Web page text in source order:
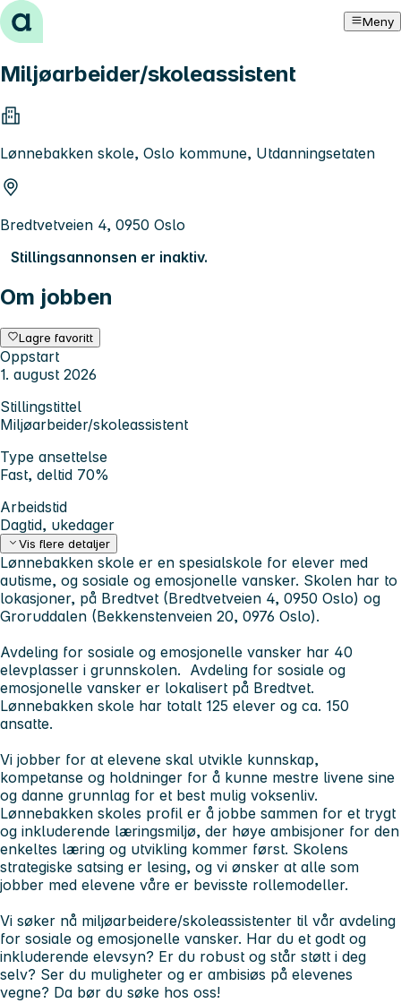
Hopp til innhold Meny
Miljøarbeider/skoleassistent
Lønnebakken skole, Oslo kommune, Utdanningsetaten
Bredtvetveien 4, 0950 Oslo
Stillingsannonsen er inaktiv.
Om jobben
Lagre favoritt
Oppstart
1. august 2026
Stillingstittel
Miljøarbeider/skoleassistent
Type ansettelse
Fast, deltid 70%
Arbeidstid
Dagtid, ukedager
Vis flere detaljer
Lønnebakken skole er en spesialskole for elever med
autisme, og sosiale og emosjonelle vansker. Skolen har to
lokasjoner, på Bredtvet (Bredtvetveien 4, 0950 Oslo) og
Groruddalen (Bekkenstenveien 20, 0976 Oslo).
Avdeling for sosiale og emosjonelle vansker har 40
elevplasser i grunnskolen. Avdeling for sosiale og
emosjonelle vansker er lokalisert på Bredtvet.
Lønnebakken skole har totalt 125 elever og ca. 150
ansatte.
Vi jobber for at elevene skal utvikle kunnskap,
kompetanse og holdninger for å kunne mestre livene sine
og danne grunnlag for et best mulig voksenliv.
Lønnebakken skoles profil er å jobbe sammen for et trygt
og inkluderende læringsmiljø, der høye ambisjoner for den
enkeltes læring og utvikling kommer først. Skolens
strategiske satsing er lesing, og vi ønsker at alle som
jobber med elevene våre er bevisste rollemodeller.
Vi søker nå miljøarbeidere/skoleassistenter til vår avdeling
for sosiale og emosjonelle vansker. Har du et godt og
inkluderende elevsyn? Er du robust og står støtt i deg
selv? Ser du muligheter og er ambisiøs på elevenes
vegne? Da bør du søke hos oss!